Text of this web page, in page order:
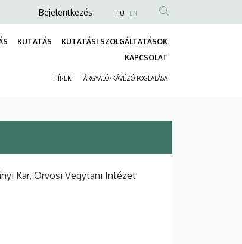
Anonim
fiók
Bejelentkezés HU EN
KUTATÁS
KUTATÁSI SZOLGÁLTATÁSOK
KAPCSOLAT
HÍREK TÁRGYALÓ/KÁVÉZÓ FOGLALÁSA
Kar, Orvosi Vegytani Intézet